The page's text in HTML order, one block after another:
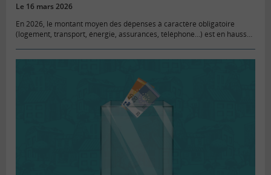
Le 16 mars 2026
En 2026, le montant moyen des dépenses à caractère obligatoire
(logement, transport, énergie, assurances, téléphone…) est en hausse